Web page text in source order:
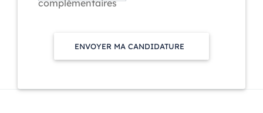
complémentaires
ENVOYER MA CANDIDATURE